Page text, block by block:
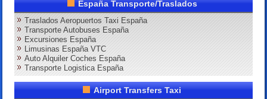
España Transporte/Traslados
Traslados Aeropuertos Taxi España
Transporte Autobuses España
Excursiones España
Limusinas España VTC
Auto Alquiler Coches España
Transporte Logistica España
Airport Transfers Taxi